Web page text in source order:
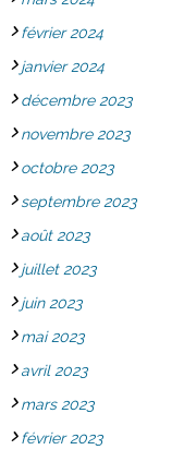
février 2024
janvier 2024
décembre 2023
novembre 2023
octobre 2023
septembre 2023
août 2023
juillet 2023
juin 2023
mai 2023
avril 2023
mars 2023
février 2023